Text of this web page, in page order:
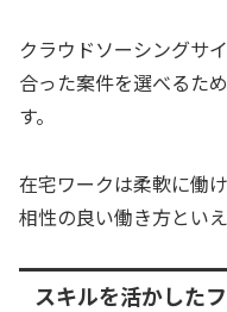
クラウドソーシングサ
合った案件を選べるた
す。
在宅ワークは柔軟に働
相性の良い働き方といえ
スキルを活かした